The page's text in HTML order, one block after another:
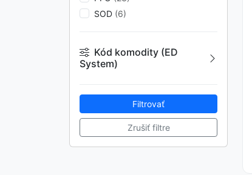
SOD (6)
Kód komodity (ED
System)
PFO(23)
SOD(6)
Filtrovať
Zrušiť filtre